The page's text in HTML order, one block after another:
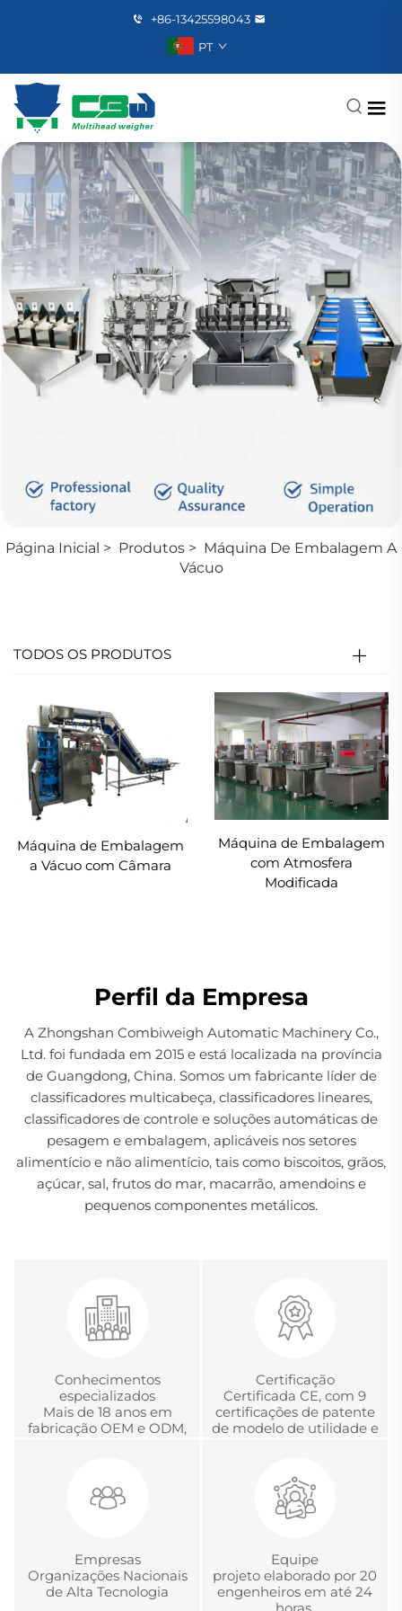
+86-13425598043
PT
Página Inicial > Produtos > Máquina De Embalagem A
Vácuo
TODOS OS PRODUTOS
Máquina de Embalagem
a Vácuo com Câmara
Máquina de Embalagem
com Atmosfera
Modificada
Perfil da Empresa
A Zhongshan Combiweigh Automatic Machinery Co.,
Ltd. foi fundada em 2015 e está localizada na província
de Guangdong, China. Somos um fabricante líder de
classificadores multicabeça, classificadores lineares,
classificadores de controle e soluções automáticas de
pesagem e embalagem, aplicáveis nos setores
alimentício e não alimentício, tais como biscoitos, grãos,
açúcar, sal, frutos do mar, macarrão, amendoins e
pequenos componentes metálicos.
Conhecimentos
especializados
Mais de 18 anos em
fabricação OEM e ODM,
Certificação
Certificada CE, com 9
certificações de patente
de modelo de utilidade e
em Metrologia.
Empresas
Organizações Nacionais
de Alta Tecnologia
Equipe
projeto elaborado por 20
engenheiros em até 24